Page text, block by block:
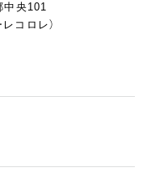
中央101
コロレ）